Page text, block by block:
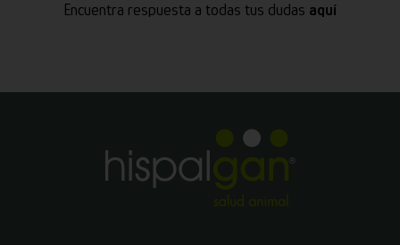
Encuentra respuesta a todas tus dudas aquí